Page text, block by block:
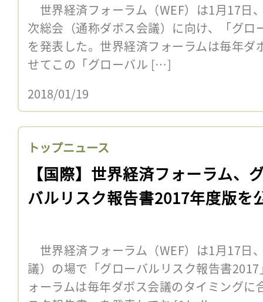
世界経済フォーラム（WEF）は1月17日
次総会（通称ダボス会議）に向け、「グロ
を発表した。世界経済フォーラムは毎年
せてこの「グローバル […]
2018/01/19
トップニュース
【国際】世界経済フォーラム、
バルリスク報告書2017年度版を
世界経済フォーラム（WEF）は1月17日
議）の場で「グローバルリスク報告書
ォーラムは毎年ダボス会議のタイミング